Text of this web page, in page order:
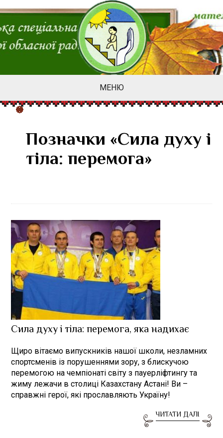
МЕНЮ
Позначки «Сила духу і
тіла: перемога»
Сила духу і тіла: перемога, яка надихає
Щиро вітаємо випускників нашої школи, незламних
спортсменів із порушеннями зору, з блискучою
перемогою на чемпіонаті світу з пауерліфтингу та
жиму лежачи в столиці Казахстану Астані! Ви –
справжні герої, які прославляють Україну!
ЧИТАТИ ДАЛІ